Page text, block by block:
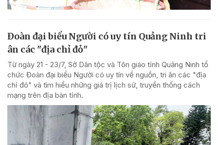
Đoàn đại biểu Người có uy tín Quảng Ninh tri
ân các "địa chỉ đỏ"
Từ ngày 21 - 23/7, Sở Dân tộc và Tôn giáo tỉnh Quảng Ninh tổ
chức Đoàn đại biểu Người có uy tín về nguồn, tri ân các "địa
chỉ đỏ" và tìm hiểu những giá trị lịch sử, truyền thống cách
mạng trên địa bàn tỉnh.